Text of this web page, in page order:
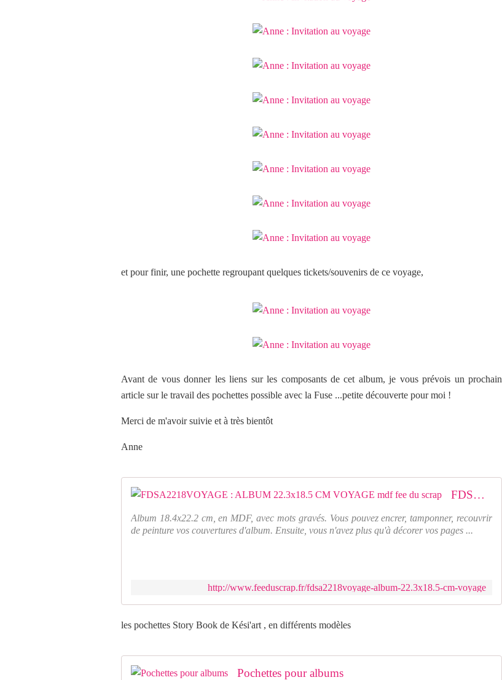
et pour finir, une pochette regroupant quelques tickets/souvenirs de ce voyage,
Avant de vous donner les liens sur les composants de cet album, je vous prévois un prochain
article sur le travail des pochettes possible avec la Fuse ...petite découverte pour moi !
Merci de m'avoir suivie et à très bientôt
Anne
FDSA2218VOYAGE : ALBUM 22.3x18.5 CM VOYAGE mdf fee du scrap
Album 18.4x22.2 cm, en MDF, avec mots gravés. Vous pouvez encrer, tamponner, recouvrir
de peinture vos couvertures d'album. Ensuite, vous n'avez plus qu'à décorer vos pages ...
http://www.feeduscrap.fr/fdsa2218voyage-album-22.3x18.5-cm-voyage
les pochettes Story Book de Kési'art , en différents modèles
Pochettes pour albums